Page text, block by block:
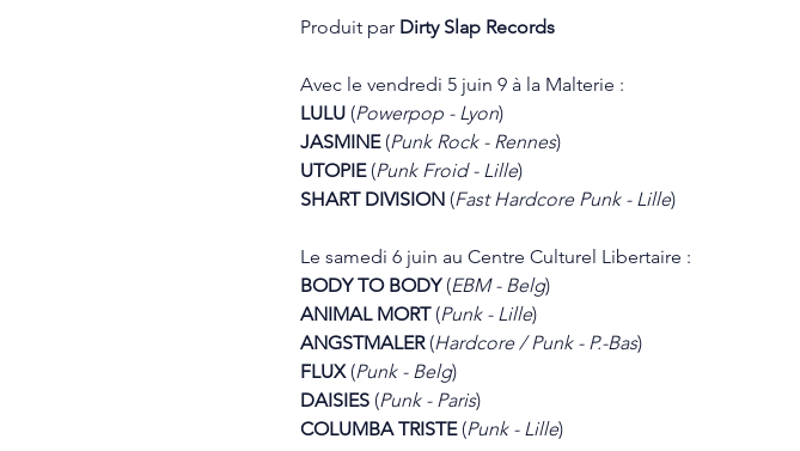
Produit par Dirty Slap Records
Avec le vendredi 5 juin 9 à la Malterie :
LULU (Powerpop - Lyon)
JASMINE (Punk Rock - Rennes)
UTOPIE (Punk Froid - Lille)
SHART DIVISION (Fast Hardcore Punk - Lille)
Le samedi 6 juin au Centre Culturel Libertaire :
BODY TO BODY (EBM - Belg)
ANIMAL MORT (Punk - Lille)
ANGSTMALER (Hardcore / Punk - P.-Bas)
FLUX (Punk - Belg)
DAISIES (Punk - Paris)
COLUMBA TRISTE (Punk - Lille)